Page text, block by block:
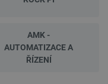
AMK -
AUTOMATIZACE A
ŘÍZENÍ